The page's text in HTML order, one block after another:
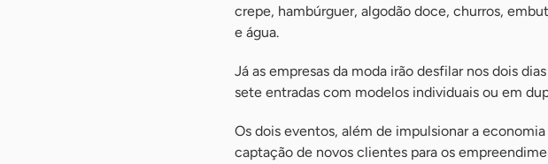
crepe, hambúrguer, algodão doce, churros,
e água.
Já as empresas da moda irão desfilar nos dois
sete entradas com modelos individuais ou em
Os dois eventos, além de impulsionar a
captação de novos clientes para os